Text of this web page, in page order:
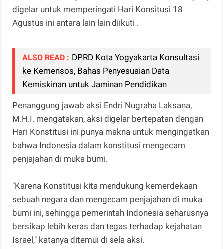
digelar untuk memperingati Hari Konsitusi 18
Agustus ini antara lain lain diikuti .
ALSO READ : DPRD Kota Yogyakarta Konsultasi
ke Kemensos, Bahas Penyesuaian Data
Kemiskinan untuk Jaminan Pendidikan
Penanggung jawab aksi Endri Nugraha Laksana,
M.H.I. mengatakan, aksi digelar bertepatan dengan
Hari Konstitusi ini punya makna untuk mengingatkan
bahwa Indonesia dalam konstitusi mengecam
penjajahan di muka bumi.
"Karena Konstitusi kita mendukung kemerdekaan
sebuah negara dan mengecam penjajahan di muka
bumi ini, sehingga pemerintah Indonesia seharusnya
bersikap lebih keras dan tegas terhadap kejahatan
Israel," katanya ditemui di sela aksi.